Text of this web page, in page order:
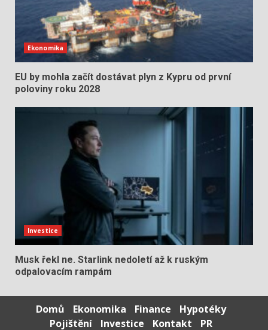
Ekonomika
EU by mohla začít dostávat plyn z Kypru od první
poloviny roku 2028
Investice
Musk řekl ne. Starlink nedoletí až k ruským
odpalovacím rampám
Domů Ekonomika Finance
Hypotéky
Pojištění
Investice Kontakt PR